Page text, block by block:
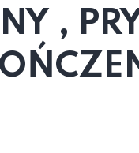
,